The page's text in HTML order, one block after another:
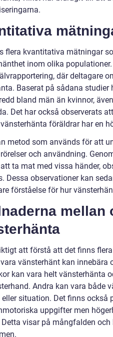
flera kvantitativa mätningar
inom olika
där deltagare
Baserat på sådana
bland män än kvinnor,
Det har också observerats
föräldrar har en
metod som används för att
och användning.
ta mat med vissa händer,
Dessa observationer kan
förståelse för hur
mellan
att förstå att det finns
vänsterhänt kan innebära
kan vara helt vänsterhänta
Andra kan vara både
situation. Det finns också
uppgifter men
Detta visar på mångfalden